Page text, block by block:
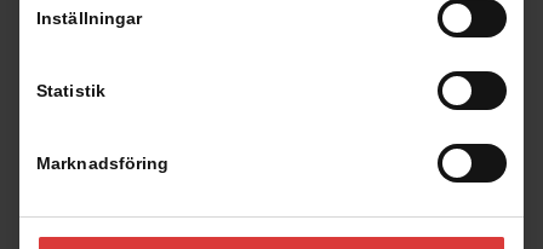
Inställningar
Statistik
Marknadsföring